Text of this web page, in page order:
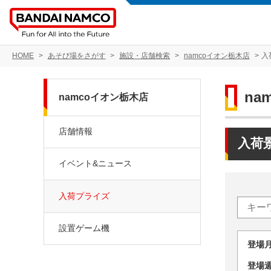
HOME あそび場をさがす 施設・店舗検索 namcoイオン栃木店 入
入荷
登
登
namcoイオン栃木店
店舗情報
イベント&ニュース
入荷プライズ
設置ゲーム機